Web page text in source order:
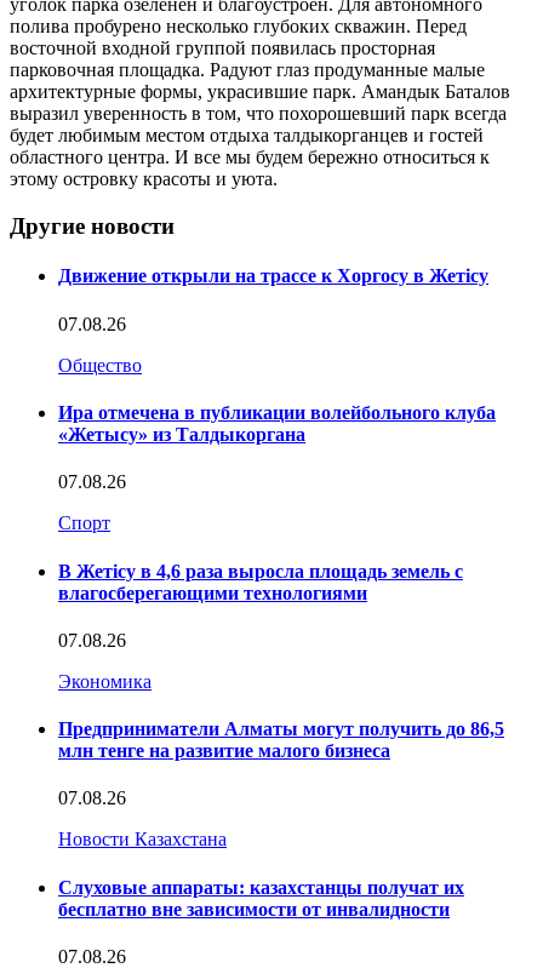
уголок парка озеленен и благоустроен. Для автономного
полива пробурено несколько глубоких скважин. Перед
восточной входной группой появилась просторная
парковочная площадка. Радуют глаз продуманные малые
архитектурные формы, украсившие парк. Амандык Баталов
выразил уверенность в том, что похорошевший парк всегда
будет любимым местом отдыха талдыкорганцев и гостей
областного центра. И все мы будем бережно относиться к
этому островку красоты и уюта.
Другие новости
Движение открыли на трассе к Хоргосу в Жетісу
07.08.26
Общество
Ира отмечена в публикации волейбольного клуба
«Жетысу» из Талдыкоргана
07.08.26
Спорт
В Жетісу в 4,6 раза выросла площадь земель с
влагосберегающими технологиями
07.08.26
Экономика
Предприниматели Алматы могут получить до 86,5
млн тенге на развитие малого бизнеса
07.08.26
Новости Казахстана
Слуховые аппараты: казахстанцы получат их
бесплатно вне зависимости от инвалидности
07.08.26